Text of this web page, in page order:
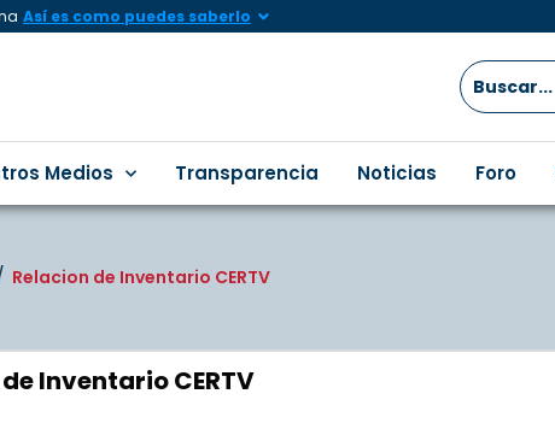
Así es como puedes saberlo
Medios Transparencia Noticias Foro
Relacion de Inventario CERTV
Inventario CERTV